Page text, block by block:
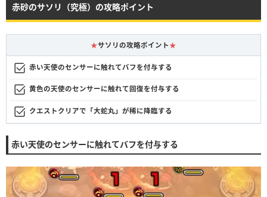
赤砂のサソリ（究極）の攻略ポイント
★サソリの攻略ポイント ★
赤い天使のセンサーに触れてバフを付与する
黄色の天使のセンサーに触れて回復を付与する
クエストクリアで「大蛇丸」が稀に降臨する
赤い天使のセンサーに触れてバフを付与する